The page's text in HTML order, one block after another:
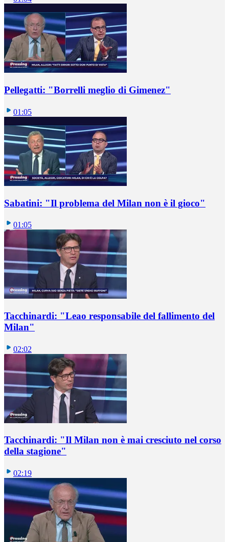
Pellegatti: "Borrelli meglio di Gimenez"
01:05
Sabatini: "Il problema del Milan non è il gioco"
01:05
Tacchinardi: "Leao responsabile del fallimento del
Milan"
02:02
Tacchinardi: "Il Milan non è mai cresciuto nel corso
della stagione"
02:19